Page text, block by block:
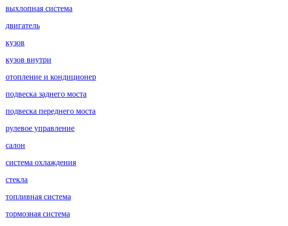
выхлопная система
двигатель
кузов
кузов внутри
отопление и кондиционер
подвеска заднего моста
подвеска переднего моста
рулевое управление
салон
система охлаждения
стекла
топливная система
тормозная система